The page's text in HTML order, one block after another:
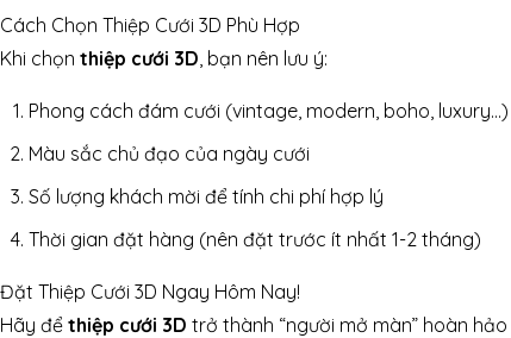
Cách Chọn Thiệp Cưới 3D Phù Hợp
Khi chọn thiệp cưới 3D, bạn nên lưu ý:
Phong cách đám cưới (vintage, modern, boho, luxury…)
Màu sắc chủ đạo của ngày cưới
Số lượng khách mời để tính chi phí hợp lý
Thời gian đặt hàng (nên đặt trước ít nhất 1-2 tháng)
Đặt Thiệp Cưới 3D Ngay Hôm Nay!
Hãy để thiệp cưới 3D trở thành “người mở màn” hoàn